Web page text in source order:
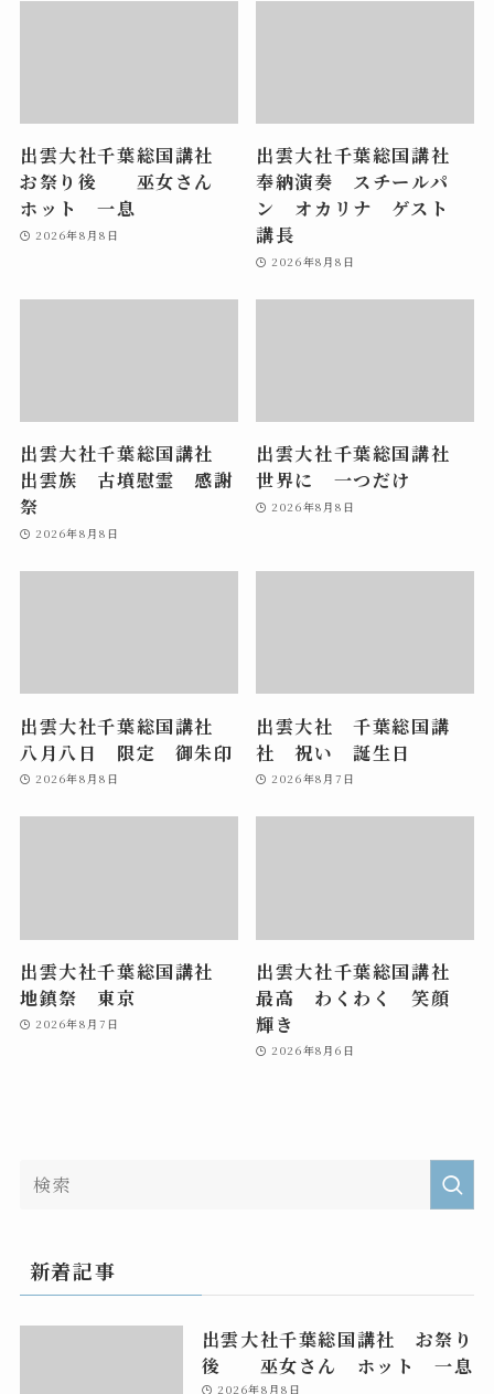
出雲大社千葉総国講社
お祭り後 巫女さん
ホット 一息
2026年8月8日
出雲大社千葉総国講社
奉納演奏 スチールパ
ン オカリナ ゲスト
講長
2026年8月8日
出雲大社千葉総国講社
出雲族 古墳慰霊 感謝
祭
2026年8月8日
出雲大社千葉総国講社
世界に 一つだけ
2026年8月8日
出雲大社千葉総国講社
八月八日 限定 御朱印
2026年8月8日
出雲大社 千葉総国講
社 祝い 誕生日
2026年8月7日
出雲大社千葉総国講社
地鎮祭 東京
2026年8月7日
出雲大社千葉総国講社
最高 わくわく 笑顔
輝き
2026年8月6日
新着記事
出雲大社千葉総国講社 お祭り
後 巫女さん ホット 一息
2026年8月8日